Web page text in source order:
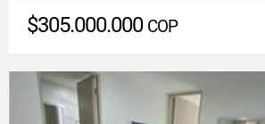
$305.000.000 COP